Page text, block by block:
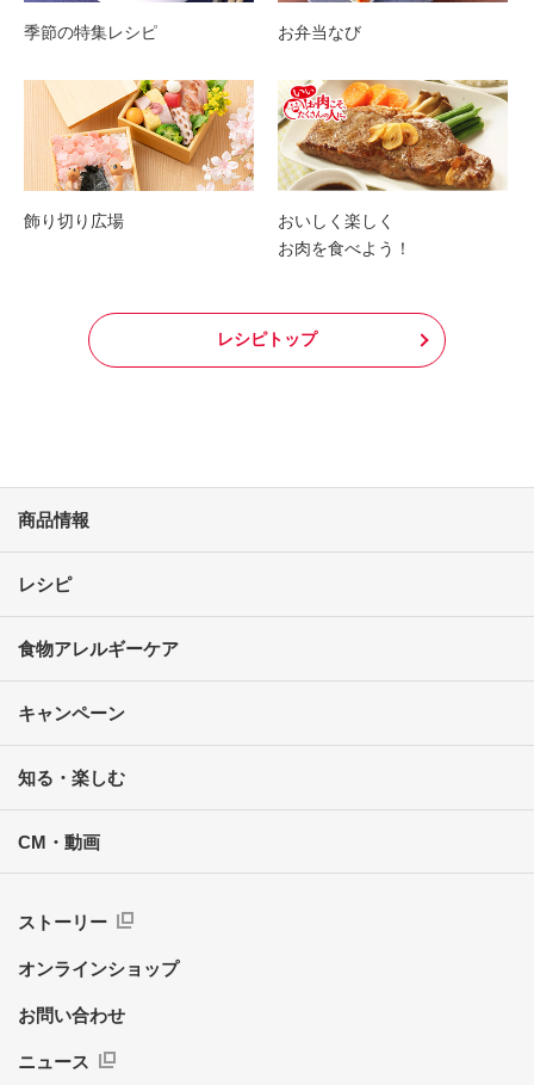
季節の特集レシピ お弁当なび
飾り切り広場
おいしく楽しく
お肉を食べよう！
レシピトップ
商品情報
レシピ
食物アレルギーケア
キャンペーン
知る・楽しむ
CM・動画
ストーリー
オンラインショップ
お問い合わせ
ニュース